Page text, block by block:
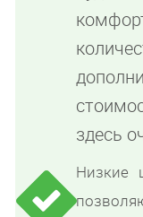
здесь
Низкие